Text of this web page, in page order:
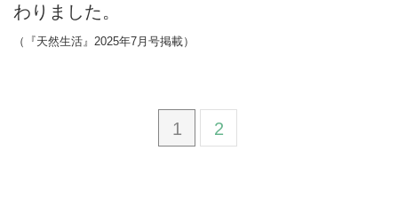
わりました。
（『天然生活』2025年7月号掲載）
1 2